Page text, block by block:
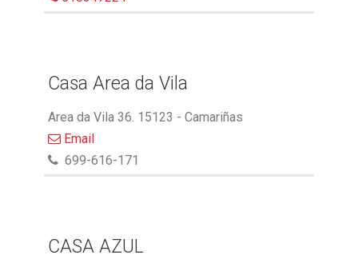
Casa Area da Vila
Area da Vila 36. 15123 - Camariñas
Email
699-616-171
CASA AZUL